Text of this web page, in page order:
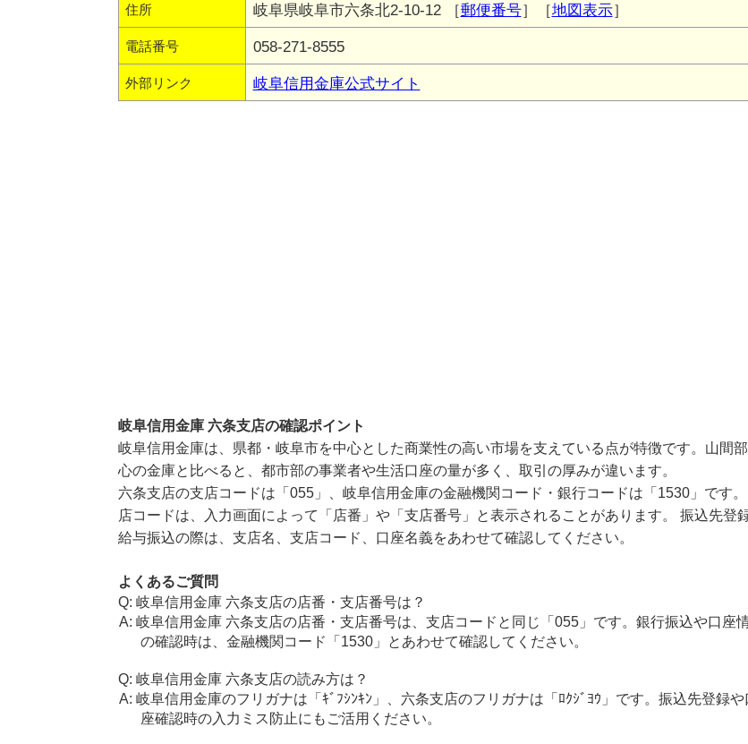
住所 岐阜県岐阜市六条北2-10-12 ［郵便番号］［地図表示］
電話番号 058-271-8555
外部リンク 岐阜信用金庫公式サイト
岐阜信用金庫 六条支店の確認ポイント
岐阜信用金庫は、県都・岐阜市を中心とした商業性の高い市場を支えている点が特徴です。山間
心の金庫と比べると、都市部の事業者や生活口座の量が多く、取引の厚みが違います。
六条支店の支店コードは「055」、岐阜信用金庫の金融機関コード・銀行コードは「1530」です
店コードは、入力画面によって「店番」や「支店番号」と表示されることがあります。 振込先登
給与振込の際は、支店名、支店コード、口座名義をあわせて確認してください。
よくあるご質問
岐阜信用金庫 六条支店の店番・支店番号は？
岐阜信用金庫 六条支店の店番・支店番号は、支店コードと同じ「055」です。銀行振込や口座
の確認時は、金融機関コード「1530」とあわせて確認してください。
岐阜信用金庫 六条支店の読み方は？
岐阜信用金庫のフリガナは「ｷﾞﾌｼﾝｷﾝ」、六条支店のフリガナは「ﾛｸｼﾞﾖｳ」です。振込先登録や
座確認時の入力ミス防止にもご活用ください。